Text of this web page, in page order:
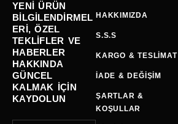
YENI ÜRÜN
BILGILENDIRMEL
ERI, ÖZEL
TEKLIFLER VE
HABERLER
HAKKINDA
GÜNCEL
KALMAK IÇIN
KAYDOLUN
HAKKIMIZDA
S.S.S
KARGO & TESLIMAT
İADE & DEĞIŞIM
ŞARTLAR &
KOŞULLAR